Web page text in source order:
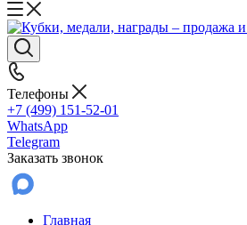
Телефоны
+7 (499) 151-52-01
WhatsApp
Telegram
Заказать звонок
Главная